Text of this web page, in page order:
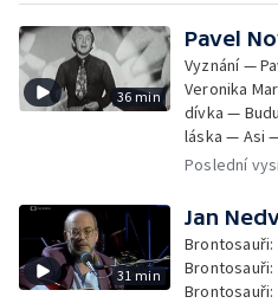
36 min
Pavel
Vyznání —
Veronika
dívka —
láska — Asi
lásko —
zapomenout
Poslední
31 min
Jan
Brontosauři: